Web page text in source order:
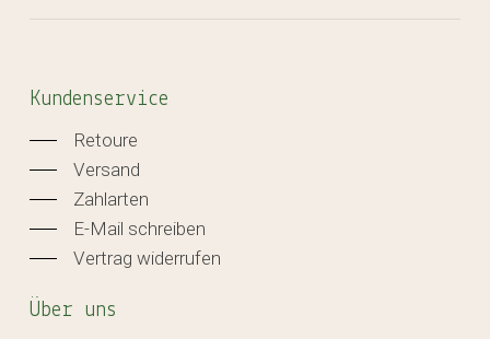
Kundenservice
Retoure
Versand
Zahlarten
E-Mail schreiben
Vertrag widerrufen
Über uns